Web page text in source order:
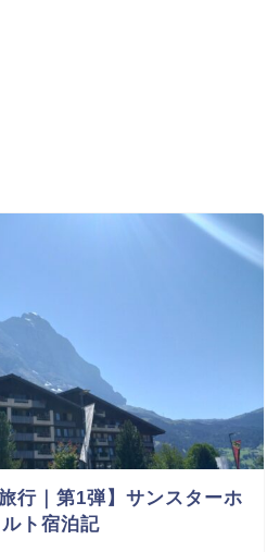
行｜第1弾】サンスターホ
ト宿泊記